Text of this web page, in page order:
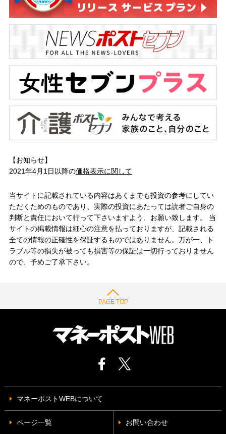
【お知らせ】
2021年4月1日以降の価格表示に関して
当サイトに記載されている内容はあくまでも投資の参考にしてい
ただくためのものであり、実際の投資にあたっては読者ご自身の
判断と責任において行って下さいますよう、お願い致します。 当
サイトの掲載情報は細心の注意を払っておりますが、記載される
全ての情報の正確性を保証するものではありません。万が一、ト
ラブル等の損失が被っても損害等の保証は一切行っておりません
ので、予めご了承下さい。
PAGE TOP
マネーポストWEBについて
ページ一覧 お問い合わせ